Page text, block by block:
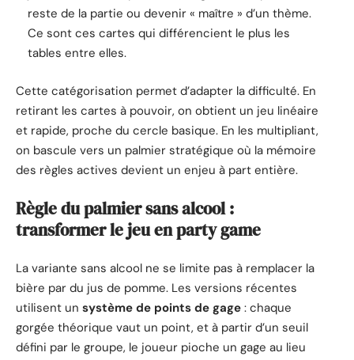
reste de la partie ou devenir « maître » d’un thème.
Ce sont ces cartes qui différencient le plus les
tables entre elles.
Cette catégorisation permet d’adapter la difficulté. En
retirant les cartes à pouvoir, on obtient un jeu linéaire
et rapide, proche du cercle basique. En les multipliant,
on bascule vers un palmier stratégique où la mémoire
des règles actives devient un enjeu à part entière.
Règle du palmier sans alcool :
transformer le jeu en party game
La variante sans alcool ne se limite pas à remplacer la
bière par du jus de pomme. Les versions récentes
utilisent un système de points de gage : chaque
gorgée théorique vaut un point, et à partir d’un seuil
défini par le groupe, le joueur pioche un gage au lieu